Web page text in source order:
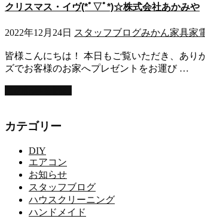
クリスマス・イヴ(*ﾟ▽ﾟ*)☆株式会社あかみや
2022年12月24日 スタッフブログみかん家具家
皆様こんにちは！ 本日もご覧いただき、あり
ズでお客様のお家へプレゼントをお運び …
カテゴリー
DIY
エアコン
お知らせ
スタッフブログ
ハウスクリーニング
ハンドメイド